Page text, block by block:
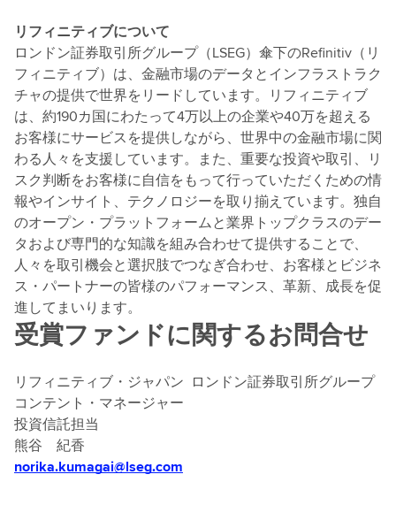
リフィニティブについて
ロンドン証券取引所グループ（LSEG）傘下のRefinitiv（リ
フィニティブ）は、金融市場のデータとインフラストラク
チャの提供で世界をリードしています。リフィニティブ
は、約190カ国にわたって4万以上の企業や40万を超える
お客様にサービスを提供しながら、世界中の金融市場に関
わる人々を支援しています。また、重要な投資や取引、リ
スク判断をお客様に自信をもって行っていただくための情
報やインサイト、テクノロジーを取り揃えています。独自
のオープン・プラットフォームと業界トップクラスのデー
タおよび専門的な知識を組み合わせて提供することで、
人々を取引機会と選択肢でつなぎ合わせ、お客様とビジネ
ス・パートナーの皆様のパフォーマンス、革新、成長を促
進してまいります。
受賞ファンドに関するお問合せ
リフィニティブ・ジャパン ロンドン証券取引所グループ
コンテント・マネージャー
投資信託担当
熊谷 紀香
norika.kumagai@lseg.com